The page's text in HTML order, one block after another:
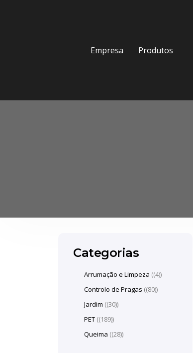
Empresa Produtos
Categorias
Arrumação e Limpeza (4)
Controlo de Pragas (80)
Jardim (30)
PET (189)
Queima (28)